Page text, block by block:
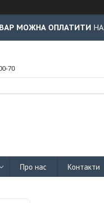
МОЖНА ОПЛАТИТИ НА
70
Про нас Контакти